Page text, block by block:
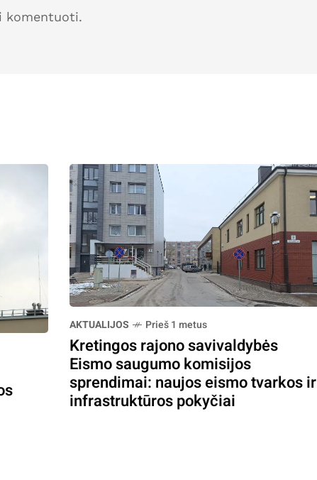
komentuoti.
AKTUALIJOS Prieš 1 metus
Kretingos rajono savivaldybės
Eismo saugumo komisijos
sprendimai: naujos eismo tvarkos ir
infrastruktūros pokyčiai